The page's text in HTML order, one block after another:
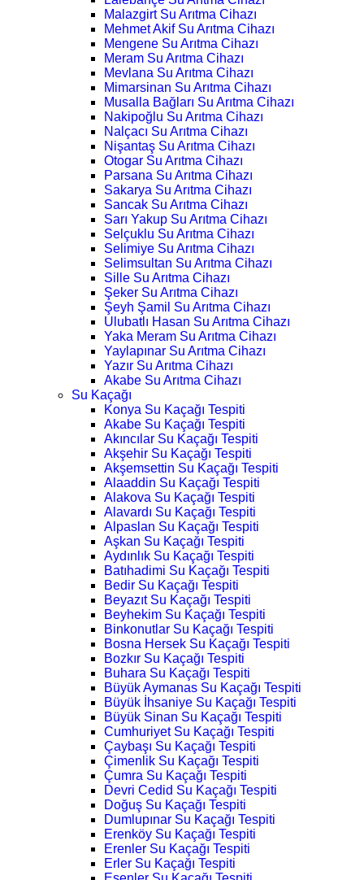
Malazgirt Su Arıtma Cihazı
Mehmet Akif Su Arıtma Cihazı
Mengene Su Arıtma Cihazı
Meram Su Arıtma Cihazı
Mevlana Su Arıtma Cihazı
Mimarsinan Su Arıtma Cihazı
Musalla Bağları Su Arıtma Cihazı
Nakipoğlu Su Arıtma Cihazı
Nalçacı Su Arıtma Cihazı
Nişantaş Su Arıtma Cihazı
Otogar Su Arıtma Cihazı
Parsana Su Arıtma Cihazı
Sakarya Su Arıtma Cihazı
Sancak Su Arıtma Cihazı
Sarı Yakup Su Arıtma Cihazı
Selçuklu Su Arıtma Cihazı
Selimiye Su Arıtma Cihazı
Selimsultan Su Arıtma Cihazı
Sille Su Arıtma Cihazı
Şeker Su Arıtma Cihazı
Şeyh Şamil Su Arıtma Cihazı
Ulubatlı Hasan Su Arıtma Cihazı
Yaka Meram Su Arıtma Cihazı
Yaylapınar Su Arıtma Cihazı
Yazır Su Arıtma Cihazı
Akabe Su Arıtma Cihazı
Su Kaçağı
Konya Su Kaçağı Tespiti
Akabe Su Kaçağı Tespiti
Akıncılar Su Kaçağı Tespiti
Akşehir Su Kaçağı Tespiti
Akşemsettin Su Kaçağı Tespiti
Alaaddin Su Kaçağı Tespiti
Alakova Su Kaçağı Tespiti
Alavardı Su Kaçağı Tespiti
Alpaslan Su Kaçağı Tespiti
Aşkan Su Kaçağı Tespiti
Aydınlık Su Kaçağı Tespiti
Batıhadimi Su Kaçağı Tespiti
Bedir Su Kaçağı Tespiti
Beyazıt Su Kaçağı Tespiti
Beyhekim Su Kaçağı Tespiti
Binkonutlar Su Kaçağı Tespiti
Bosna Hersek Su Kaçağı Tespiti
Bozkır Su Kaçağı Tespiti
Buhara Su Kaçağı Tespiti
Büyük Aymanas Su Kaçağı Tespiti
Büyük İhsaniye Su Kaçağı Tespiti
Büyük Sinan Su Kaçağı Tespiti
Cumhuriyet Su Kaçağı Tespiti
Çaybaşı Su Kaçağı Tespiti
Çimenlik Su Kaçağı Tespiti
Çumra Su Kaçağı Tespiti
Devri Cedid Su Kaçağı Tespiti
Doğuş Su Kaçağı Tespiti
Dumlupınar Su Kaçağı Tespiti
Erenköy Su Kaçağı Tespiti
Erenler Su Kaçağı Tespiti
Erler Su Kaçağı Tespiti